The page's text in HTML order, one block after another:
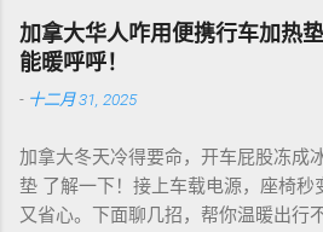
邻居可能嫌吵…… 磨豆有讲究。粗磨适
咖啡机，App上查磨豆粗细对照表，
次，存密封罐，早上冲杯咖啡，香到
贵，网购Amazon.de或本地咖啡店促
欧元搞定。华人微信群也有二手交易
咖啡磨豆机 让德国华人租房也能喝
更有味！
加拿大华人咋用便携行车加热
能暖呼呼！
- 十二月 31, 2025
加拿大冬天冷得要命，开车屁股冻成
垫 了解一下！接上车载电源，座椅秒
又省心。下面聊几招，帮你温暖出行